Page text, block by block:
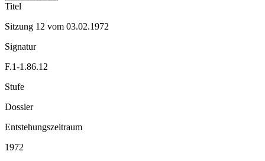
Titel
Sitzung 12 vom 03.02.1972
Signatur
F.1-1.86.12
Stufe
Dossier
Entstehungszeitraum
1972